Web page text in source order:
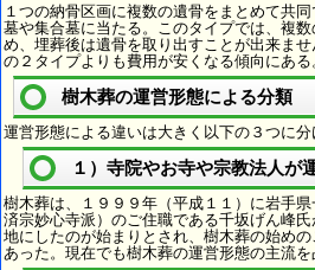
１つの納骨区画に複数の遺骨をまとめて共
墓や集合墓に当たる。このタイプでは、複
め、埋葬後は遺骨を取り出すことが出来ま
の２タイプよりも費用が安くなる傾向にある
樹木葬の運営形態による分類
運営形態による違いは大きく以下の３つに分
１）寺院やお寺や宗教法人が
樹木葬は、１９９９年（平成１１）に岩手
済宗妙心寺派）のご住職である千坂げん峰
地にしたのが始まりとされ、樹木葬の始め
あった。現在でも樹木葬の運営形態の主流を